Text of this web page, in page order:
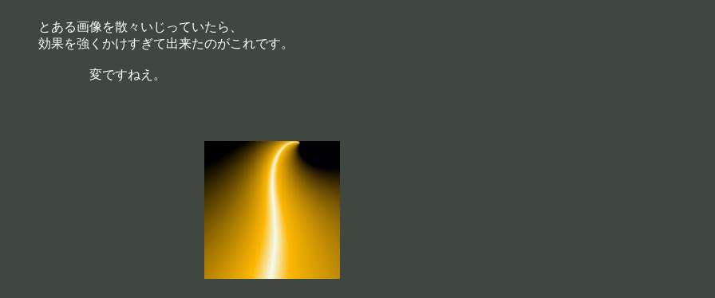
とある画像を散々いじっていたら、
効果を強くかけすぎて出来たのがこれです。
変ですねえ。